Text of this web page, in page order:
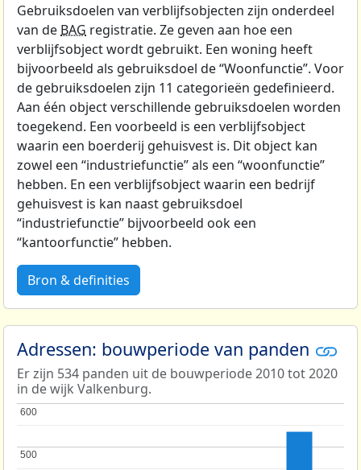
Gebruiksdoelen van verblijfsobjecten zijn onderdeel
van de BAG registratie. Ze geven aan hoe een
verblijfsobject wordt gebruikt. Een woning heeft
bijvoorbeeld als gebruiksdoel de “Woonfunctie”. Voor
de gebruiksdoelen zijn 11 categorieën gedefinieerd.
Aan één object verschillende gebruiksdoelen worden
toegekend. Een voorbeeld is een verblijfsobject
waarin een boerderij gehuisvest is. Dit object kan
zowel een “industriefunctie” als een “woonfunctie”
hebben. En een verblijfsobject waarin een bedrijf
gehuisvest is kan naast gebruiksdoel
“industriefunctie” bijvoorbeeld ook een
“kantoorfunctie” hebben.
Bron & definities
Adressen: bouwperiode van panden
Er zijn 534 panden uit de bouwperiode 2010 tot 2020
in de wijk Valkenburg.
500
500
600
600